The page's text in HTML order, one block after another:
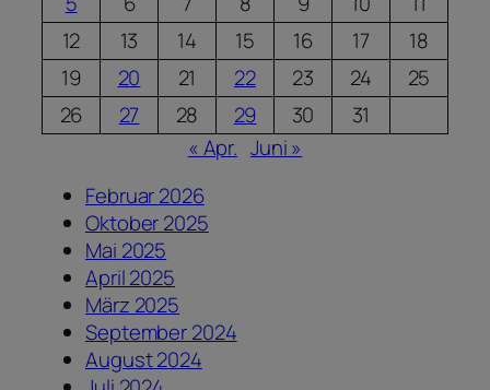
12
13 14 15 16 17
18
19
20 21 22 23 24
25
26
27 28 29 30
31
« Apr. Juni »
Februar 2026
Oktober 2025
Mai 2025
April 2025
März 2025
September 2024
August 2024